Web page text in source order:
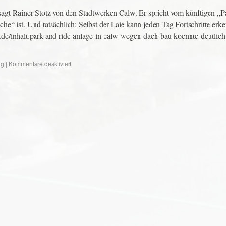
Rainer Stotz von den Stadtwerken Calw. Er spricht vom künftigen
ist. Und tatsächlich: Selbst der Laie kann jeden Tag Fortschritte
inhalt.park-and-ride-anlage-in-calw-wegen-dach-bau-koennte-
| Kommentare deaktiviert